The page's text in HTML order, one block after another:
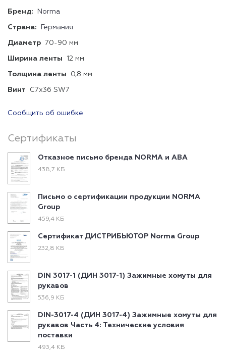
Бренд: Norma
Страна: Германия
Диаметр 70-90 мм
Ширина ленты 12 мм
Толщина ленты 0,8 мм
Винт C7x36 SW7
Сообщить об ошибке
Сертификаты
Отказное письмо бренда NORMA и ABA
438,7 КБ
Письмо о сертификации продукции NORMA
Group
459,4 КБ
Сертификат ДИСТРИБЬЮТОР Norma Group
232,8 КБ
DIN 3017-1 (ДИН 3017-1) Зажимные хомуты для
рукавов
536,9 КБ
DIN-3017-4 (ДИН 3017-4) Зажимные хомуты для
рукавов Часть 4: Технические условия
поставки
493,4 КБ